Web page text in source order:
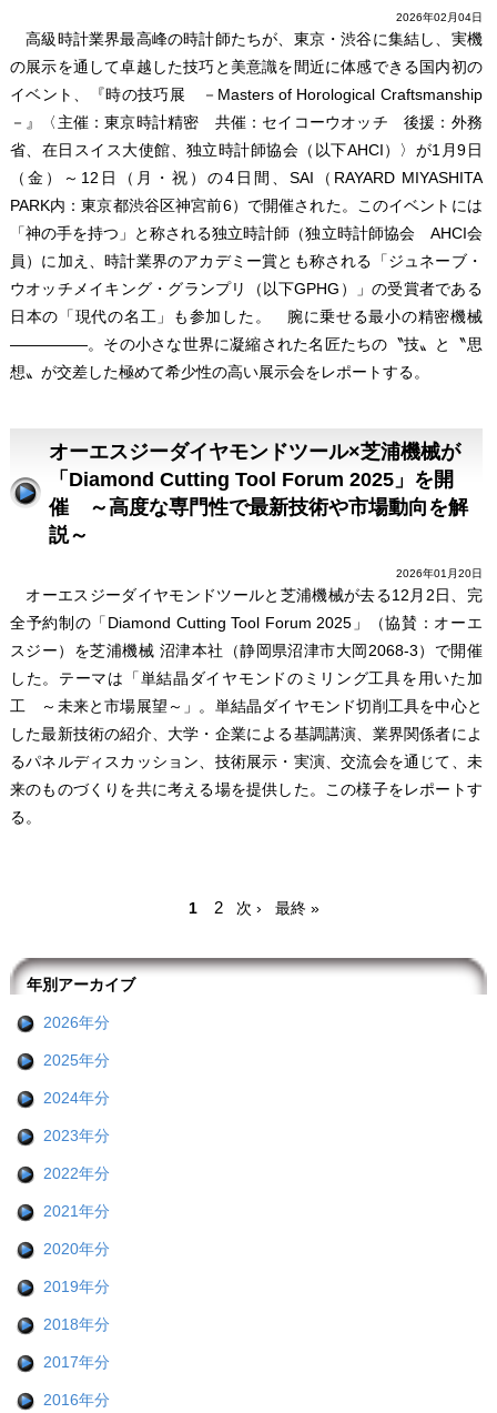
2026年02月04日
高級時計業界最高峰の時計師たちが、東京・渋谷に集結し、実機
の展示を通して卓越した技巧と美意識を間近に体感できる国内初の
イベント、『時の技巧展 －Masters of Horological Craftsmanship
－』〈主催：東京時計精密 共催：セイコーウオッチ 後援：外務
省、在日スイス大使館、独立時計師協会（以下AHCI）〉が1月9日
（金）～12日（月・祝）の4日間、SAI（RAYARD MIYASHITA
PARK内：東京都渋谷区神宮前6）で開催された。このイベントには
「神の手を持つ」と称される独立時計師（独立時計師協会 AHCI会
員）に加え、時計業界のアカデミー賞とも称される「ジュネーブ・
ウオッチメイキング・グランプリ（以下GPHG）」の受賞者である
日本の「現代の名工」も参加した。 腕に乗せる最小の精密機械
―――――。その小さな世界に凝縮された名匠たちの〝技〟と〝思
想〟が交差した極めて希少性の高い展示会をレポートする。
オーエスジーダイヤモンドツール×芝浦機械が
「Diamond Cutting Tool Forum 2025」を開
催 ～高度な専門性で最新技術や市場動向を解
説～
2026年01月20日
オーエスジーダイヤモンドツールと芝浦機械が去る12月2日、完
全予約制の「Diamond Cutting Tool Forum 2025」（協賛：オーエ
スジー）を芝浦機械 沼津本社（静岡県沼津市大岡2068-3）で開催
した。テーマは「単結晶ダイヤモンドのミリング工具を用いた加
工 ～未来と市場展望～」。単結晶ダイヤモンド切削工具を中心と
した最新技術の紹介、大学・企業による基調講演、業界関係者によ
るパネルディスカッション、技術展示・実演、交流会を通じて、未
来のものづくりを共に考える場を提供した。この様子をレポートす
る。
送
1
ペ
2
次
ジ
次 ›
最
ー
最終 »
年別アーカイブ
2026年分
2025年分
2024年分
2023年分
2022年分
2021年分
2020年分
2019年分
2018年分
2017年分
2016年分